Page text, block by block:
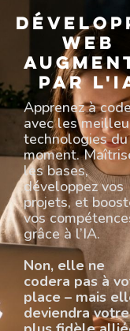
Web
par
Apprenez à
avec les
technologies du
moment.
les bases,
développez vos
projets, et
vos
grâce à l’IA.
Non, elle ne
codera pas à
place – mais
deviendra votre